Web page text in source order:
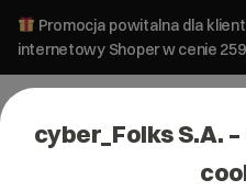
Promocja powitalna dla
internetowy Shoper w cenie 259
cyber_Folks S.A.